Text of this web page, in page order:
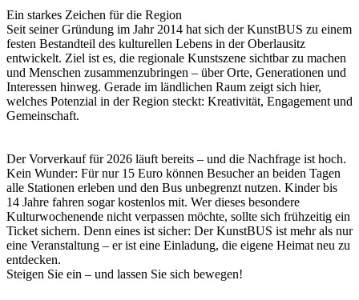
Ein starkes Zeichen für die Region
Seit seiner Gründung im Jahr 2014 hat sich der KunstBUS zu einem
festen Bestandteil des kulturellen Lebens in der Oberlausitz
entwickelt. Ziel ist es, die regionale Kunstszene sichtbar zu machen
und Menschen zusammenzubringen – über Orte, Generationen und
Interessen hinweg. Gerade im ländlichen Raum zeigt sich hier,
welches Potenzial in der Region steckt: Kreativität, Engagement und
Gemeinschaft.
Der Vorverkauf für 2026 läuft bereits – und die Nachfrage ist hoch.
Kein Wunder: Für nur 15 Euro können Besucher an beiden Tagen
alle Stationen erleben und den Bus unbegrenzt nutzen. Kinder bis
14 Jahre fahren sogar kostenlos mit. Wer dieses besondere
Kulturwochenende nicht verpassen möchte, sollte sich frühzeitig ein
Ticket sichern. Denn eines ist sicher: Der KunstBUS ist mehr als nur
eine Veranstaltung – er ist eine Einladung, die eigene Heimat neu zu
entdecken.
Steigen Sie ein – und lassen Sie sich bewegen!